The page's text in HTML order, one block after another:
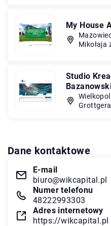
My House
Mikołaja
Studio
Dane kontaktowe
E-mail
biuro@wikcapital.pl
Numer telefonu
48222993303
Adres internetowy
https://wikcapital.pl